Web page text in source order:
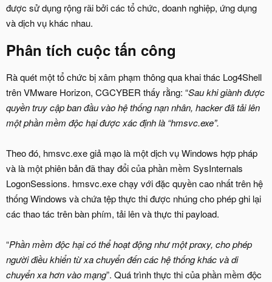
được sử dụng rộng rãi bởi các tổ chức, doanh nghiệp, ứng dụng
và dịch vụ khác nhau.
Phân tích cuộc tấn công
Rà quét một tổ chức bị xâm phạm thông qua khai thác Log4Shell
trên VMware Horizon, CGCYBER thấy rằng: “Sau khi giành được
quyền truy cập ban đầu vào hệ thống nạn nhân, hacker đã tải lên
một phần mềm độc hại được xác định là “hmsvc.exe”.
Theo đó, hmsvc.exe giả mạo là một dịch vụ Windows hợp pháp
và là một phiên bản đã thay đổi của phần mềm SysInternals
LogonSessions. hmsvc.exe chạy với đặc quyền cao nhất trên hệ
thống Windows và chứa tệp thực thi được nhúng cho phép ghi lại
các thao tác trên bàn phím, tải lên và thực thi payload.
“Phần mềm độc hại có thể hoạt động như một proxy, cho phép
người điều khiển từ xa chuyển đến các hệ thống khác và di
chuyển xa hơn vào mạng”. Quá trình thực thi của phần mềm độc